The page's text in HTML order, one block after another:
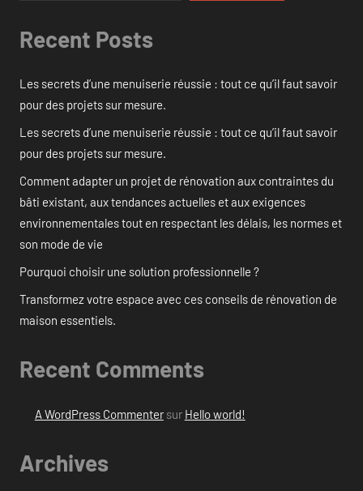
Recent Posts
Les secrets d’une menuiserie réussie : tout ce qu’il faut savoir
pour des projets sur mesure.
Les secrets d’une menuiserie réussie : tout ce qu’il faut savoir
pour des projets sur mesure.
Comment adapter un projet de rénovation aux contraintes du
bâti existant, aux tendances actuelles et aux exigences
environnementales tout en respectant les délais, les normes et
son mode de vie
Pourquoi choisir une solution professionnelle ?
Transformez votre espace avec ces conseils de rénovation de
maison essentiels.
Recent Comments
A WordPress Commentersur Hello world!
Archives